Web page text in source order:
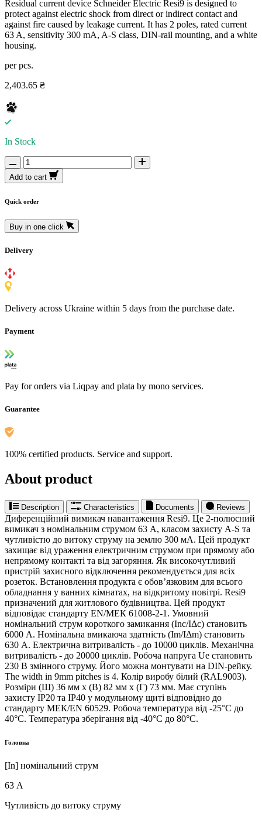
Residual current device Schneider Electric Resi9 is designed to
protect against electric shock from direct or indirect contact and
against fire caused by leakage current. It has 2 poles, rated current
63 A, sensitivity 300 mA, A-S class, DIN-rail mounting, and a white
housing.
per pcs.
2,403.65 ₴
In Stock
Add to cart
Quick order
Buy in one click
Delivery
Delivery across Ukraine within 5 days from the purchase date.
Payment
Pay for orders via Liqpay and plata by mono services.
Guarantee
100% certified products. Service and support.
About product
Description Characteristics Documents Reviews
Диференційний вимикач навантаження Resi9. Це 2-полюсний
вимикач з номінальним струмом 63 А, класом захисту А-S та
чутливістю до витоку струму на землю 300 мА. Цей продукт
захищає від ураження електричним струмом при прямому або
непрямому контакті та від загоряння. Як високочутливий
пристрій захисного відключення рекомендується для всіх
розеток. Встановлення продукта є обов’язковим для всього
обладнання у ванних кімнатах, на відкритому повітрі. Resi9
призначений для житлового будівництва. Цей продукт
відповідає стандарту EN/МЕК 61008-2-1. Умовний
номінальний струм короткого замикання (Inc/IΔc) становить
6000 А. Номінальна вмикаюча здатність (Im/IΔm) становить
630 А. Електрична витривалість - до 10000 циклів. Механічна
витривалість - до 20000 циклів. Робоча напруга Ue становить
230 В змінного струму. Його можна монтувати на DIN-рейку.
The width in 9mm pitches is 4. Колір виробу білий (RAL9003).
Розміри (Ш) 36 мм х (В) 82 мм х (Г) 73 мм. Має ступінь
захисту IP20 та IP40 у модульному щиті відповідно до
стандарту МЕК/EN 60529. Робоча температура від -25°C до
40°C. Температура зберігання від -40°C до 80°C.
Головна
[In] номінальний струм
63 А
Чутливість до витоку струму